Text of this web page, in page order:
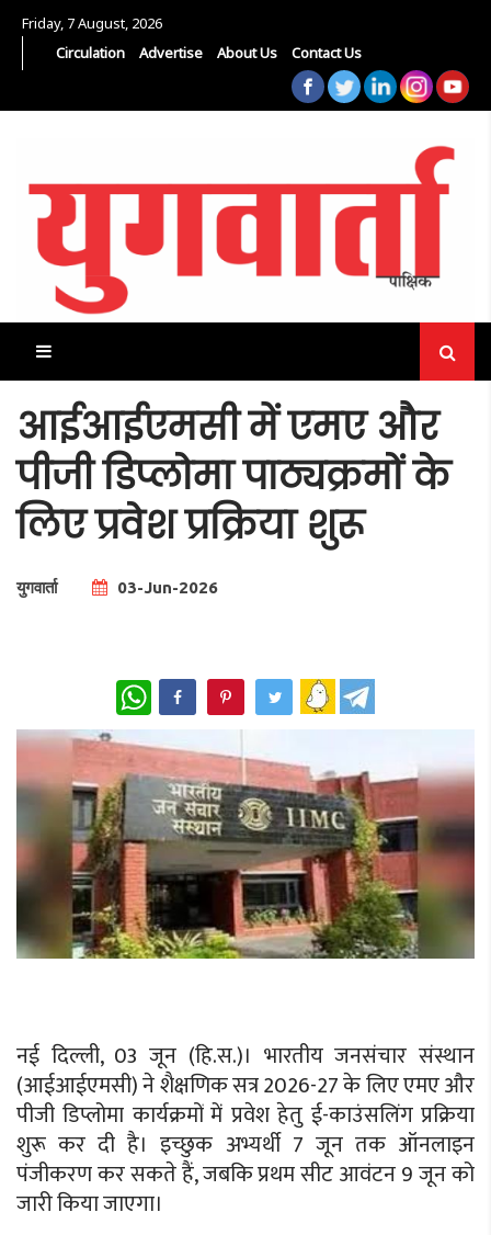
Friday, 7 August, 2026
Circulation
Advertise About Us Contact Us
आईआईएमसी में एमए और
पीजी डिप्लोमा पाठ्यक्रमों के
लिए प्रवेश प्रक्रिया शुरू
युगवार्ता 03-Jun-2026
WhatsApp
नई दिल्ली, 03 जून (हि.स.)। भारतीय जनसंचार संस्थान
(आईआईएमसी) ने शैक्षणिक सत्र 2026-27 के लिए एमए और
पीजी डिप्लोमा कार्यक्रमों में प्रवेश हेतु ई-काउंसलिंग प्रक्रिया
शुरू कर दी है। इच्छुक अभ्यर्थी 7 जून तक ऑनलाइन
पंजीकरण कर सकते हैं, जबकि प्रथम सीट आवंटन 9 जून को
जारी किया जाएगा।